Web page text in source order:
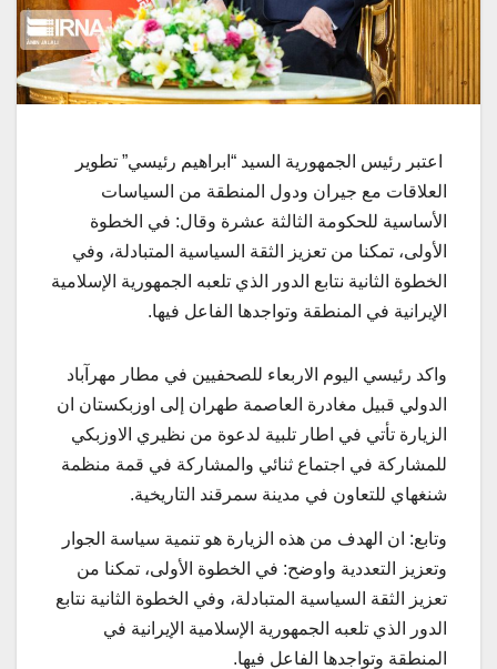
اعتبر رئيس الجمهورية السيد “ابراهيم رئيسي” تطوير
العلاقات مع جيران ودول المنطقة من السياسات
الأساسية للحكومة الثالثة عشرة وقال: في الخطوة
الأولى، تمكنا من تعزيز الثقة السياسية المتبادلة، وفي
الخطوة الثانية نتابع الدور الذي تلعبه الجمهورية الإسلامية
الإيرانية في المنطقة وتواجدها الفاعل فيها.
واكد رئيسي اليوم الاربعاء للصحفيين في مطار مهرآباد
الدولي قبيل مغادرة العاصمة طهران إلى اوزبكستان ان
الزیارة تأتي في اطار تلبية لدعوة من نظيري الاوزبكي
للمشاركة في اجتماع ثنائي والمشاركة في قمة منظمة
شنغهاي للتعاون في مدينة سمرقند التاريخية.
وتابع: ان الهدف من هذه الزیارة هو تنمیة سياسة الجوار
وتعزیز التعددية واوضح: في الخطوة الأولى، تمكنا من
تعزيز الثقة السياسية المتبادلة، وفي الخطوة الثانية نتابع
الدور الذي تلعبه الجمهورية الإسلامية الإيرانية في
المنطقة وتواجدها الفاعل فيها.